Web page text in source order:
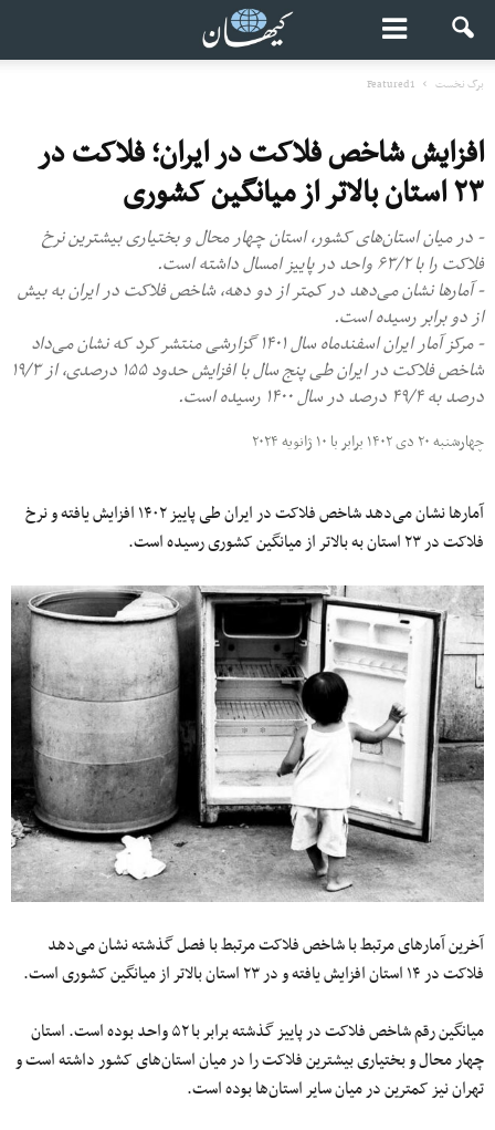
برگ نخست Featured1
افزایش شاخص فلاکت در ایران؛ فلاکت در
۲۳ استان بالاتر از میانگین کشوری
- در میان استان‌های کشور، استان چهار محال و بختیاری بیشترین نرخ
فلاکت را با ۶۳/۲ واحد در پاییز امسال داشته است.
- آمارها نشان می‌دهد در کمتر از دو دهه، شاخص فلاکت در ایران به بیش
از دو برابر رسیده است.
- مرکز آمار ایران اسفندماه سال ۱۴۰۱ گزارشی منتشر کرد که نشان می‌داد
شاخص فلاکت در ایران طی پنج سال با افزایش حدود ۱۵۵ درصدی، از ۱۹/۳
درصد به ۴۹/۴ درصد در سال ۱۴۰۰ رسیده است.
چهارشنبه ۲۰ دی ۱۴۰۲ برابر با ۱۰ ژانویه ۲۰۲۴
آمارها نشان می‌دهد شاخص فلاکت در ایران طی پاییز ۱۴۰۲ افزایش یافته و نرخ
فلاکت در ۲۳ استان به بالاتر از میانگین کشوری رسیده است.
آخرین آمارهای مرتبط با شاخص فلاکت مرتبط با فصل گذشته نشان می‌دهد
فلاکت در ۱۴ استان افزایش یافته و در ۲۳ استان بالاتر از میانگین کشوری است.
میانگین رقم شاخص فلاکت در پاییز گذشته برابر با ۵۲ واحد بوده است. استان
چهار محال و بختیاری بیشترین فلاکت را در میان استان‌های کشور داشته است و
تهران نیز کمترین در میان سایر استان‌ها بوده است.